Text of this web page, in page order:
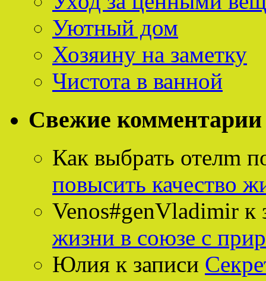
Уютный дом
Хозяину на заметку
Чистота в ванной
Свежие комментарии
Как выбрать отелm
повысить качество
Venos#genVladimir к
жизни в союзе с
Юлия к записи